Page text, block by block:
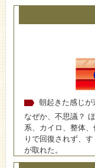
朝起きた感じが
なぜか、不思議？
系、カイロ、整体
りで回復されず、
が取れた。